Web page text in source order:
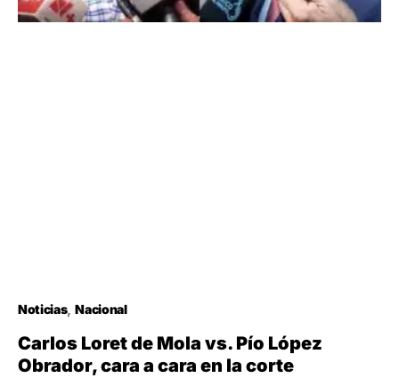
Noticias Nacional
Carlos Loret de Mola vs. Pío López
Obrador, cara a cara en la corte